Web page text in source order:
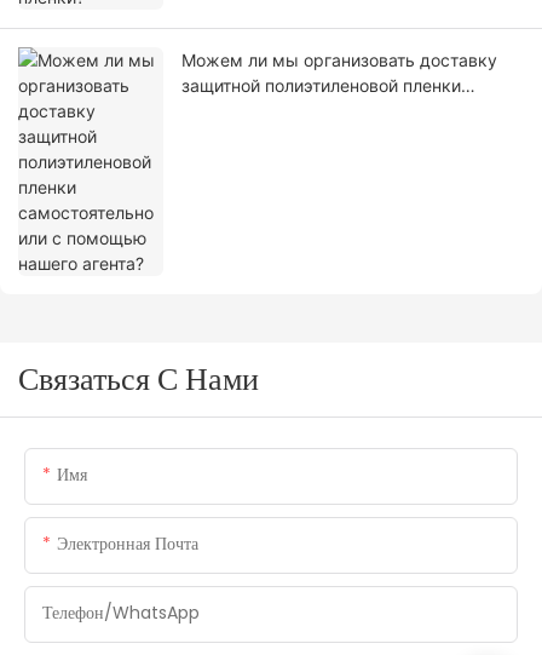
Можем ли мы организовать доставку
защитной полиэтиленовой пленки
Связаться С Нами
Имя
Электронная Почта
Телефон/WhatsApp